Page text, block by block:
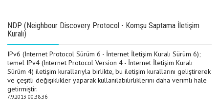
NDP (Neighbour Discovery Protocol - Komşu Saptama İletişim
Kuralı)
IPv6 (Internet Protocol Sürüm 6 - İnternet İletişim Kuralı Sürüm 6);
temel IPv4 (Internet Protocol Version 4 - İnternet İletişim Kuralı
Sürüm 4) iletişim kurallarıyla birlikte, bu iletişim kurallarını geliştirerek
ve çeşitli değişiklikler yaparak kullanılabilirliklerini daha verimli hale
getirmiştir.
7.9.2013 00:38:36